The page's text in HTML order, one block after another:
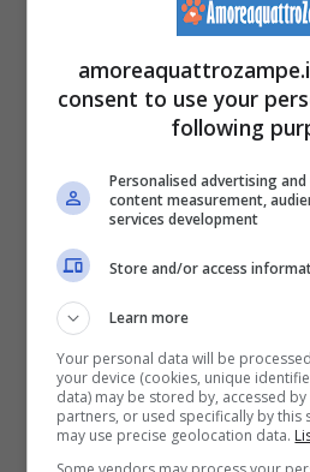
(Foto Adobe Stock)
Sebbene si tratti di due
svariati tratti, la prima
distingue è
micio egiziano, infatti, è
consent to use your
following
Personalised advertising
content measurement,
services development
Store and/or access
Learn more
Your personal data will be
your device (cookies, unique
data) may be stored by, accessed
partners, or used specifically by this
may use precise geolocation data.